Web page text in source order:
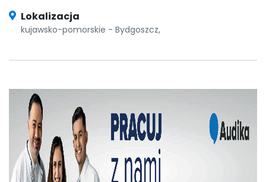
Lokalizacja
kujawsko-pomorskie - Bydgoszcz,